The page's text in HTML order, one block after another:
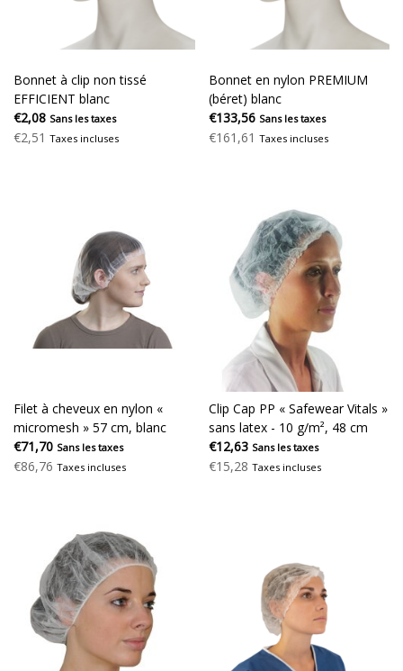
Bonnet à clip non tissé
EFFICIENT blanc
€2,08 Sans les taxes
€2,51 Taxes incluses
Bonnet en nylon PREMIUM
(béret) blanc
€133,56 Sans les taxes
€161,61 Taxes incluses
Filet à cheveux en nylon «
micromesh » 57 cm, blanc
€71,70 Sans les taxes
€86,76 Taxes incluses
Clip Cap PP « Safewear Vitals »
sans latex - 10 g/m², 48 cm
€12,63 Sans les taxes
€15,28 Taxes incluses